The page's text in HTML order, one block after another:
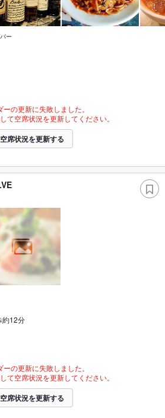
ー
ーの更新に失敗しました。
て空席状況を更新してください。
空席状況を更新する
約12分
ーの更新に失敗しました。
て空席状況を更新してください。
空席状況を更新する